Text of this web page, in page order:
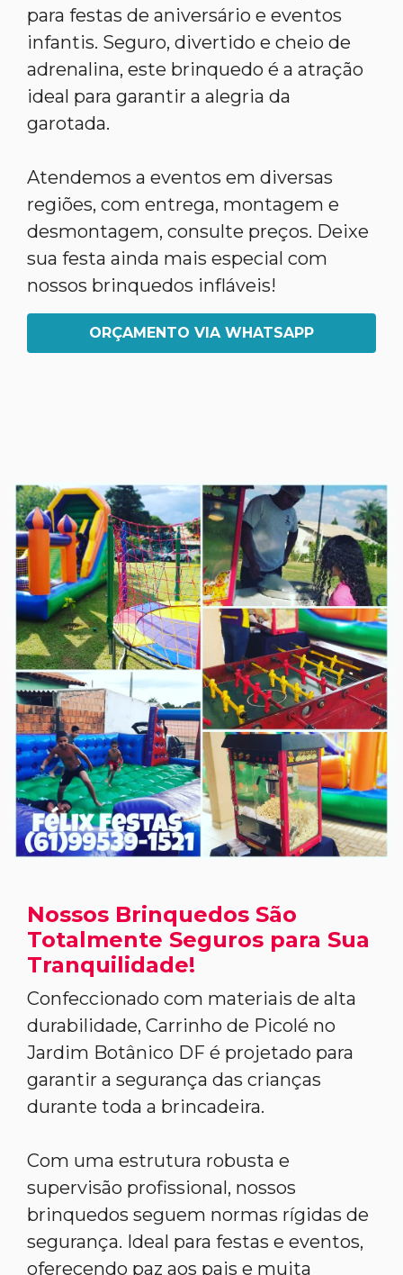
para festas de aniversário e eventos
infantis. Seguro, divertido e cheio de
adrenalina, este brinquedo é a atração
ideal para garantir a alegria da
garotada.
Atendemos a eventos em diversas
regiões, com entrega, montagem e
desmontagem, consulte preços. Deixe
sua festa ainda mais especial com
nossos brinquedos infláveis!
ORÇAMENTO VIA WHATSAPP
Nossos Brinquedos São
Totalmente Seguros para Sua
Tranquilidade!
Confeccionado com materiais de alta
durabilidade, Carrinho de Picolé no
Jardim Botânico DF é projetado para
garantir a segurança das crianças
durante toda a brincadeira.
Com uma estrutura robusta e
supervisão profissional, nossos
brinquedos seguem normas rígidas de
segurança. Ideal para festas e eventos,
oferecendo paz aos pais e muita